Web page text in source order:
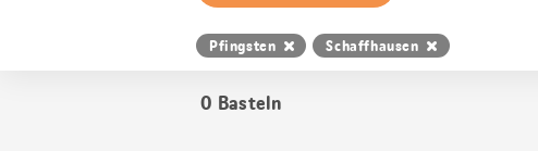
Pfingsten Schaffhausen
0 Basteln